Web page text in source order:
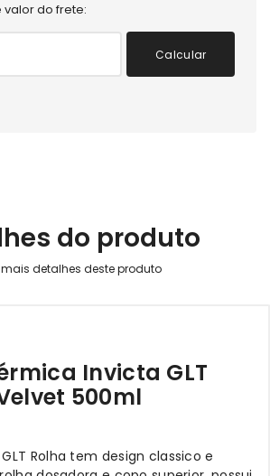
valor do frete:
Calcular
do produto
Invicta GLT
500ml
Rolha tem design classico e